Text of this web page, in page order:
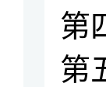
第
第